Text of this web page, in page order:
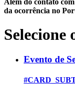
da ocorrência no
Selecione
Evento de